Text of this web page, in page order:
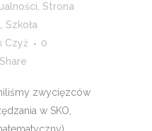
Strona
Szkoła
Czyż
0
Share
zwycięzców
w SKO,